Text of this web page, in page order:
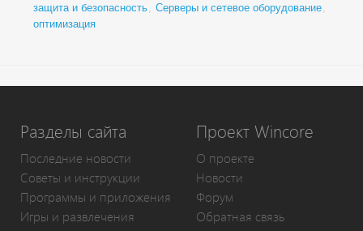
защита и безопасность, Серверы и сетевое оборудование,
оптимизация
Разделы сайта
Последние новости
Советы и инструкции
Программы и приложения
Игры и развлечения
Проект Wincore
О проекте
Новости
Форум
Обратная связь